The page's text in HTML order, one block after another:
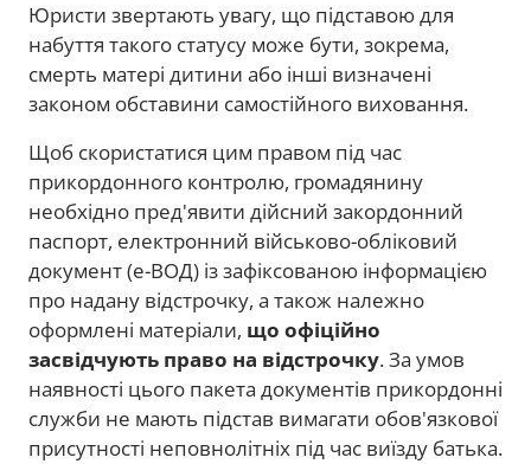
Юристи звертають увагу, що підставою для
набуття такого статусу може бути, зокрема,
смерть матері дитини або інші визначені
законом обставини самостійного виховання.
Щоб скористатися цим правом під час
прикордонного контролю, громадянину
необхідно пред'явити дійсний закордонний
паспорт, електронний військово-обліковий
документ (е-ВОД) із зафіксованою інформацією
про надану відстрочку, а також належно
оформлені матеріали, що офіційно
засвідчують право на відстрочку. За умов
наявності цього пакета документів прикордонні
служби не мають підстав вимагати обов'язкової
присутності неповнолітніх під час виїзду батька.